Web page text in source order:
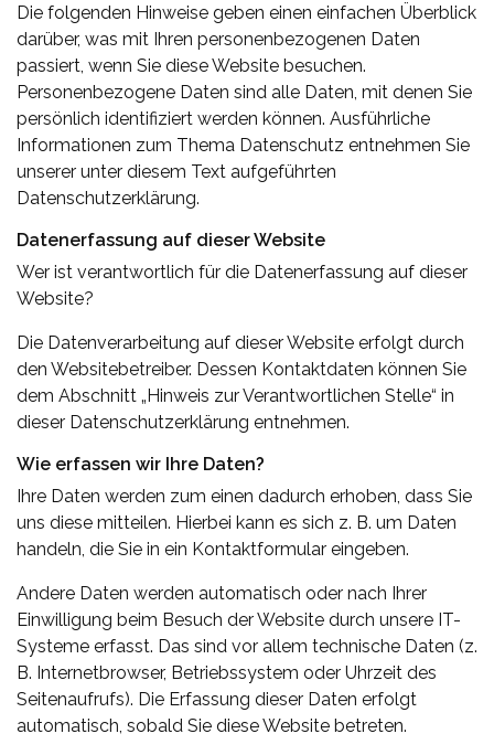
Die folgenden Hinweise geben einen einfachen Überblick
darüber, was mit Ihren personenbezogenen Daten
passiert, wenn Sie diese Website besuchen.
Personenbezogene Daten sind alle Daten, mit denen Sie
persönlich identifiziert werden können. Ausführliche
Informationen zum Thema Datenschutz entnehmen Sie
unserer unter diesem Text aufgeführten
Datenschutzerklärung.
Datenerfassung auf dieser Website
Wer ist verantwortlich für die Datenerfassung auf dieser
Website?
Die Datenverarbeitung auf dieser Website erfolgt durch
den Websitebetreiber. Dessen Kontaktdaten können Sie
dem Abschnitt „Hinweis zur Verantwortlichen Stelle“ in
dieser Datenschutzerklärung entnehmen.
Wie erfassen wir Ihre Daten?
Ihre Daten werden zum einen dadurch erhoben, dass Sie
uns diese mitteilen. Hierbei kann es sich z. B. um Daten
handeln, die Sie in ein Kontaktformular eingeben.
Andere Daten werden automatisch oder nach Ihrer
Einwilligung beim Besuch der Website durch unsere IT-
Systeme erfasst. Das sind vor allem technische Daten (z.
B. Internetbrowser, Betriebssystem oder Uhrzeit des
Seitenaufrufs). Die Erfassung dieser Daten erfolgt
automatisch, sobald Sie diese Website betreten.